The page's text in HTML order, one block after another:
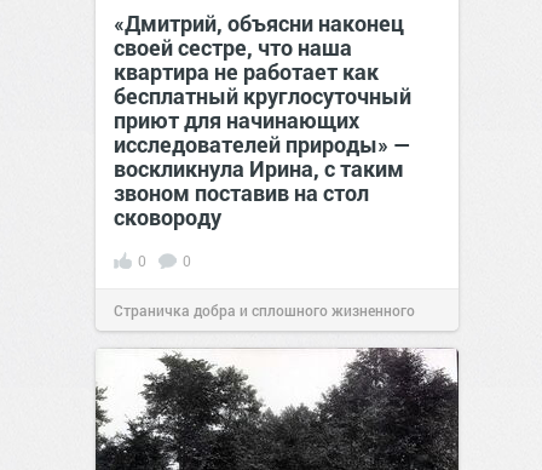
«Дмитрий, объясни наконец
своей сестре, что наша
квартира не работает как
бесплатный круглосуточный
приют для начинающих
исследователей природы» —
воскликнула Ирина, с таким
звоном поставив на стол
сковороду
0 0
Страничка добра и сплошного жизненного
позитива!00:28Сегодня